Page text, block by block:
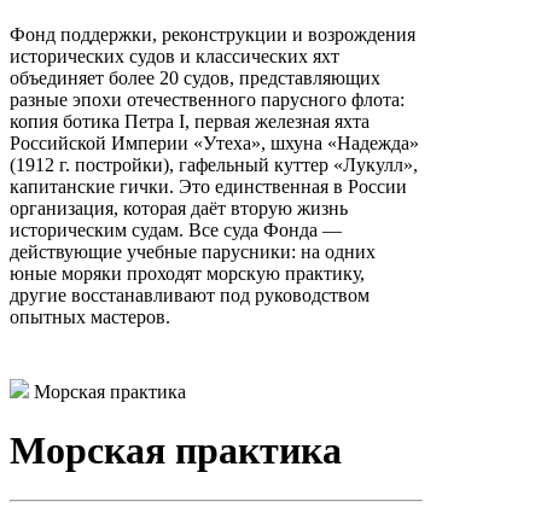
Фонд поддержки, реконструкции и возрождения
исторических судов и классических яхт
объединяет более 20 судов, представляющих
разные эпохи отечественного парусного флота:
копия ботика Петра I, первая железная яхта
Российской Империи «Утеха», шхуна «Надежда»
(1912 г. постройки), гафельный куттер «Лукулл»,
капитанские гички. Это единственная в России
организация, которая даёт вторую жизнь
историческим судам. Все суда Фонда —
действующие учебные парусники: на одних
юные моряки проходят морскую практику,
другие восстанавливают под руководством
опытных мастеров.
Морская практика
Морская практика